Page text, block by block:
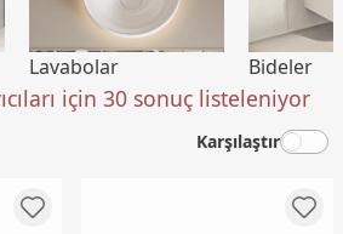
Lavabolar Bideler
için 30 sonuç listeleniyor
Karşılaştır